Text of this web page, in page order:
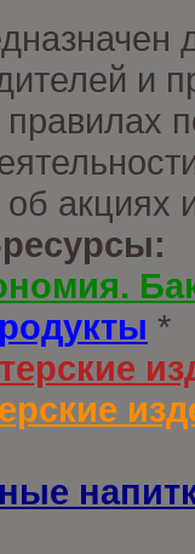
и
правилах
об
*